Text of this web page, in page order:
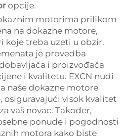
opcije.
motorima prilikom
na dokazne motore,
koje treba uzeti u obzir.
je provedba
i proizvođača
i kvalitetu. EXCN nudi
naše dokazne motore
osiguravajući visok kvalitet
vaš novac. Također,
ponude i pogodnosti
motora kako biste